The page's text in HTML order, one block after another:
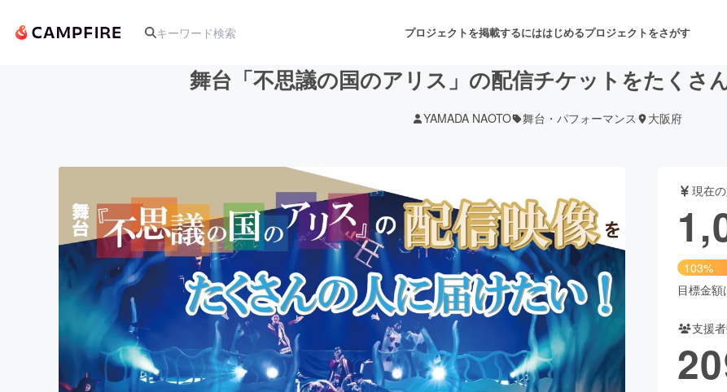
プロジェクトを掲載するにははじめるプロジェクトをさがす
アート・写真 音楽 舞台・パフォーマンス
テクノロジー・ガジェット ゲーム・サービス開発 フード・飲食店
映像・映画 書籍・雑誌出版 アニメ・漫画
ビジネス・起業 チャレンジ ビューティー・ヘルス
まちづくり・地域活性化
舞台「不思議の国のアリス」の配信チケットをたくさ
YAMADA NAOTO 舞台・パフォーマンス 大阪府
現在
103%
目標金
支援